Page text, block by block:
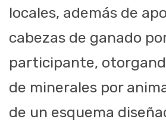
locales, además de
cabezas de ganado
participante,
de minerales por
de un esquema